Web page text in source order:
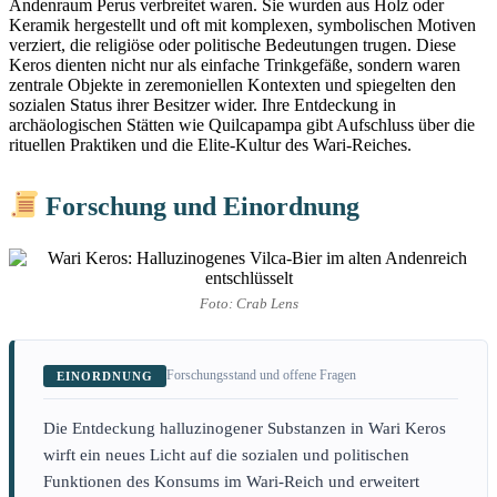
Andenraum Perus verbreitet waren. Sie wurden aus Holz oder
Keramik hergestellt und oft mit komplexen, symbolischen Motiven
verziert, die religiöse oder politische Bedeutungen trugen. Diese
Keros dienten nicht nur als einfache Trinkgefäße, sondern waren
zentrale Objekte in zeremoniellen Kontexten und spiegelten den
sozialen Status ihrer Besitzer wider. Ihre Entdeckung in
archäologischen Stätten wie Quilcapampa gibt Aufschluss über die
rituellen Praktiken und die Elite-Kultur des Wari-Reiches.
Forschung und Einordnung
Foto: Crab Lens
EINORDNUNG Forschungsstand und offene Fragen
Die Entdeckung halluzinogener Substanzen in Wari Keros
wirft ein neues Licht auf die sozialen und politischen
Funktionen des Konsums im Wari-Reich und erweitert